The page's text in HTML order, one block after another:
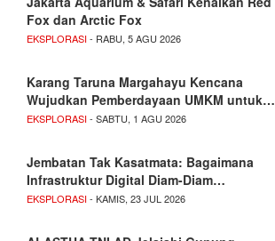
Fox dan Arctic Fox
EKSPLORASI- RABU, 5 AGU 2026
Karang Taruna Margahayu Kencana
Wujudkan Pemberdayaan UMKM untuk…
EKSPLORASI- SABTU, 1 AGU 2026
Jembatan Tak Kasatmata: Bagaimana
Infrastruktur Digital Diam-Diam…
EKSPLORASI- KAMIS, 23 JUL 2026